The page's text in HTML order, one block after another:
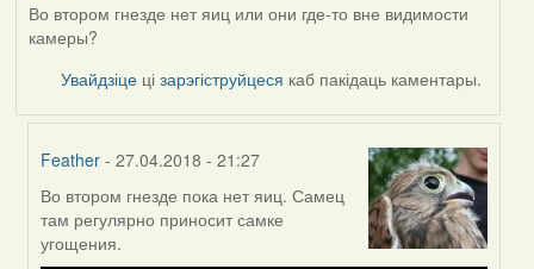
Во втором гнезде нет яиц или они где-то вне видимости
камеры?
Увайдзіце цізарэгіструйцеся каб пакідаць каментары.
Feather - 27.04.2018 - 21:27
In
reply
to
Во втором гнезде пока нет яиц. Самец
там регулярно приносит самке
угощения.